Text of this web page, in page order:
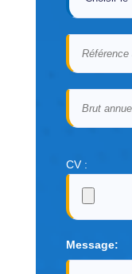
CV :
Message: